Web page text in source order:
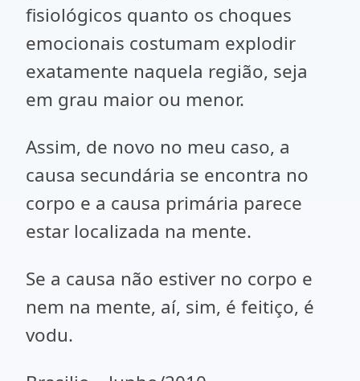
fisiológicos quanto os choques
emocionais costumam explodir
exatamente naquela região, seja
em grau maior ou menor.
Assim, de novo no meu caso, a
causa secundária se encontra no
corpo e a causa primária parece
estar localizada na mente.
Se a causa não estiver no corpo e
nem na mente, aí, sim, é feitiço, é
vodu.